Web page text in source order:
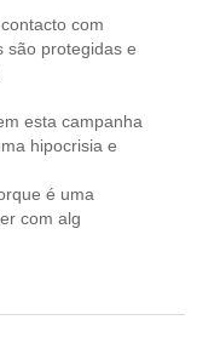
com
são protegidas e
esta campanha
hipocrisia e
é uma
com alg